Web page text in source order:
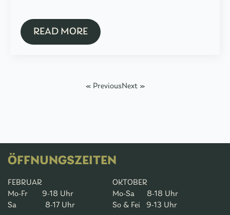
READ MORE
« PreviousNext »
ÖFFNUNGSZEITEN
FEBRUAR
Mo-Fr 9-18 Uhr
Sa 8-17 Uhr
OKTOBER
Mo-Sa 8-18 Uhr
So & Fei 9-13 Uhr